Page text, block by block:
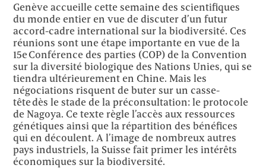
Genève accueille cette semaine des scientifiques
du monde entier en vue de discuter d’un futur
accord-cadre international sur la biodiversité. Ces
réunions sont une étape importante en vue de la
15e Conférence des parties (COP) de la Convention
sur la diversité biologique des Nations Unies, qui se
tiendra ultérieurement en Chine. Mais les
négociations risquent de buter sur un casse-
tête dès le stade de la préconsultation: le protocole
de Nagoya. Ce texte règle l’accès aux ressources
génétiques ainsi que la répartition des bénéfices
qui en découlent. A l’image de nombreux autres
pays industriels, la Suisse fait primer les intérêts
économiques sur la biodiversité.